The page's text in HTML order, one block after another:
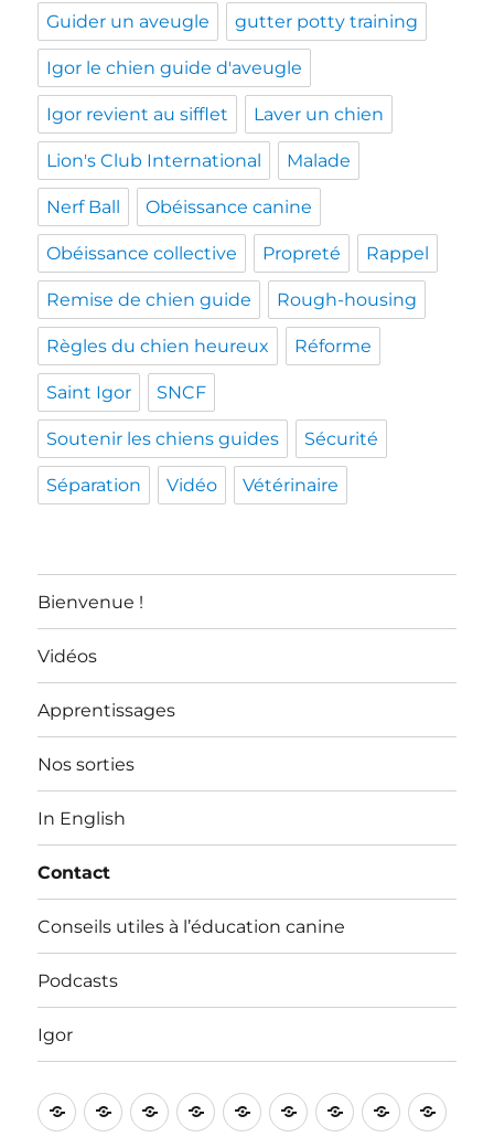
Guider un aveugle gutter potty training
Igor le chien guide d'aveugle
Igor revient au sifflet Laver un chien
Lion's Club International Malade
Nerf Ball Obéissance canine
Obéissance collective Propreté Rappel
Remise de chien guide Rough-housing
Règles du chien heureux Réforme
Saint Igor SNCF
Soutenir les chiens guides Sécurité
Séparation Vidéo Vétérinaire
Bienvenue !
Vidéos
Apprentissages
Nos sorties
In English
Contact
Conseils utiles à l’éducation canine
Podcasts
Igor
Bienvenue
VidéosApprentissages
Nos In
ContactConseilsPodcasts
Igor